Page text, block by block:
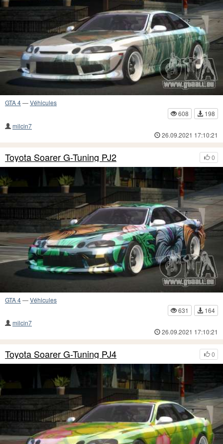
GTA 4—Véhicules
608
198
milcin7
26.09.2021 17:10:21
0
Toyota Soarer G-Tuning PJ2
GTA 4—Véhicules
631
164
milcin7
26.09.2021 17:10:21
0
Toyota Soarer G-Tuning PJ4